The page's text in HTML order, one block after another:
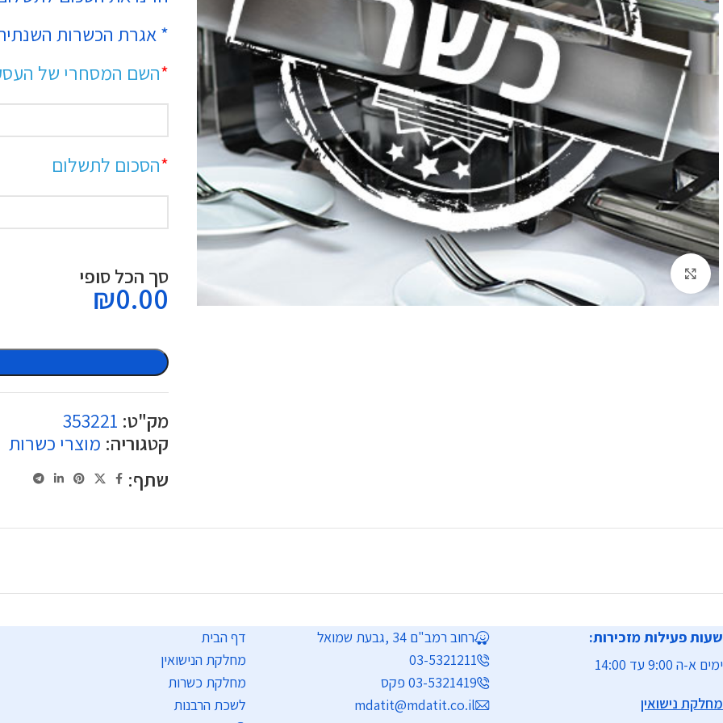
לחץ להגדלה
* אגרת הכשרות
*השם המסחרי של
*הסכום לתשלום
סך הכל סופי
₪0.00
Alternative:
מק"ט: 353221
קטגוריה: מוצרי כשרות
שתף:
דף הבית
מחלקת הנישואין
מחלקת כשרות
לשכת הרבנות
רחוב רמב"ם 34 ,גבעת שמואל
03-5321211
03-5321419 פקס
mdatit@mdatit.co.il
שעות פעילות מזכירות:
ימים א-ה 9:00 עד 14:00
מחלקת נישואין